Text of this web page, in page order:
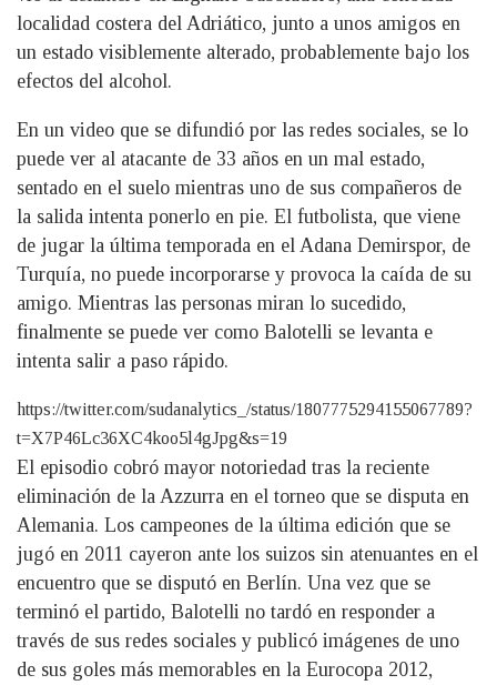
localidad costera del Adriático, junto a unos amigos en
un estado visiblemente alterado, probablemente bajo los
efectos del alcohol.
En un video que se difundió por las redes sociales, se lo
puede ver al atacante de 33 años en un mal estado,
sentado en el suelo mientras uno de sus compañeros de
la salida intenta ponerlo en pie. El futbolista, que viene
de jugar la última temporada en el Adana Demirspor, de
Turquía, no puede incorporarse y provoca la caída de su
amigo. Mientras las personas miran lo sucedido,
finalmente se puede ver como Balotelli se levanta e
intenta salir a paso rápido.
https://twitter.com/sudanalytics_/status/1807775294155067789?
t=X7P46Lc36XC4koo5l4gJpg&s=19
El episodio cobró mayor notoriedad tras la reciente
eliminación de la Azzurra en el torneo que se disputa en
Alemania. Los campeones de la última edición que se
jugó en 2011 cayeron ante los suizos sin atenuantes en el
encuentro que se disputó en Berlín. Una vez que se
terminó el partido, Balotelli no tardó en responder a
través de sus redes sociales y publicó imágenes de uno
de sus goles más memorables en la Eurocopa 2012,